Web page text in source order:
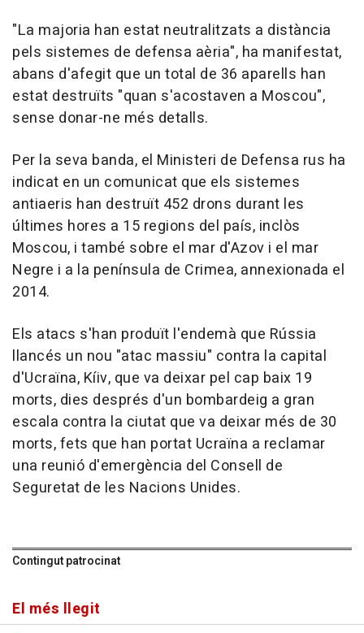
"La majoria han estat neutralitzats a distància
pels sistemes de defensa aèria", ha manifestat,
abans d'afegit que un total de 36 aparells han
estat destruïts "quan s'acostaven a Moscou",
sense donar-ne més detalls.
Per la seva banda, el Ministeri de Defensa rus ha
indicat en un comunicat que els sistemes
antiaeris han destruït 452 drons durant les
últimes hores a 15 regions del país, inclòs
Moscou, i també sobre el mar d'Azov i el mar
Negre i a la península de Crimea, annexionada el
2014.
Els atacs s'han produït l'endemà que Rússia
llancés un nou "atac massiu" contra la capital
d'Ucraïna, Kíiv, que va deixar pel cap baix 19
morts, dies després d'un bombardeig a gran
escala contra la ciutat que va deixar més de 30
morts, fets que han portat Ucraïna a reclamar
una reunió d'emergència del Consell de
Seguretat de les Nacions Unides.
Contingut patrocinat
El més llegit